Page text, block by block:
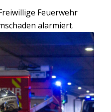
Feuerwehr
alarmiert.